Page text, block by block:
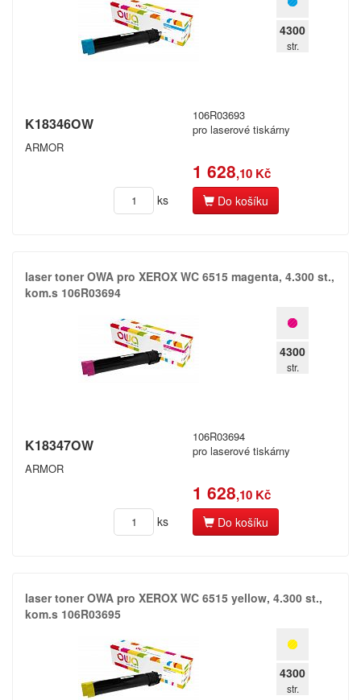
4300
str.
K18346OW
ARMOR
106R03693
pro laserové tiskárny
1 628,10 Kč
ks Do košíku
laser toner OWA pro XEROX WC 6515 magenta,​ 4.​300 st.​,​
kom.​s 106R03694
4300
str.
K18347OW
ARMOR
106R03694
pro laserové tiskárny
1 628,10 Kč
ks Do košíku
laser toner OWA pro XEROX WC 6515 yellow,​ 4.​300 st.​,​
kom.​s 106R03695
4300
str.